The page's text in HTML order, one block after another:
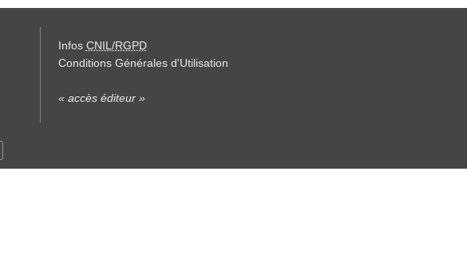
Infos CNIL/RGPD
Conditions Générales d'Utilisation
« accès éditeur »